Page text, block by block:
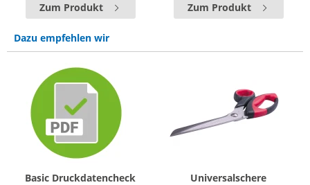
Zum Produkt Zum Produkt
Dazu empfehlen wir
Basic Druckdatencheck Universalschere